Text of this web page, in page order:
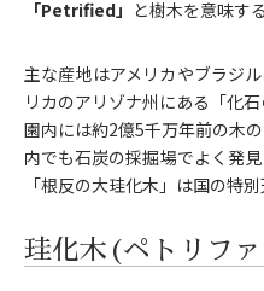
「Petrified」 と樹木を意味する
主な産地はアメリカやブラジ
リカのアリゾナ州にある「化
園内には約2億5千万年前の木
内でも石炭の採掘場でよく発
「根反の大珪化木」は国の特
珪化木(ペトリフ